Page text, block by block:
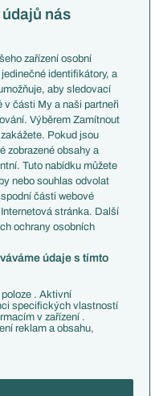
soutěž
nás
zařízení osobní
identifikátory, a
aby sledovací
v části My a naši partneři
Výběrem Zamítnout
Pokud jsou
zobrazené obsahy a
Tuto nabídku můžete
nebo souhlas odvolat
části webové
stránka. Další
ochrany osobních
údaje s tímto
. Aktivní
specifických vlastností
v zařízení .
reklam a obsahu,